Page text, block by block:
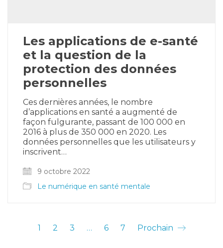
Les applications de e-santé
et la question de la
protection des données
personnelles
Ces dernières années, le nombre
d’applications en santé a augmenté de
façon fulgurante, passant de 100 000 en
2016 à plus de 350 000 en 2020. Les
données personnelles que les utilisateurs y
inscrivent…
9 octobre 2022
Le numérique en santé mentale
1 2 3 … 6 7 Prochain